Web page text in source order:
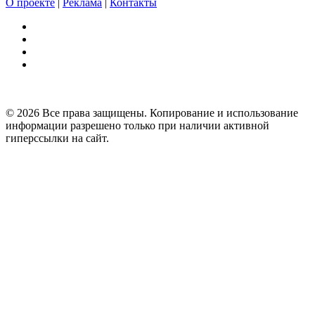
© 2026 Все права защищены. Копирование и использование
информации разрешено только при наличии активной
гиперссылки на сайт.